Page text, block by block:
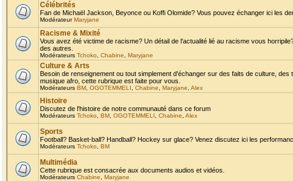
Célébrités
Fan de Michaël Jackson, Beyonce ou Koffi Olomide? Vous pouvez échanger ici les
ModérateurMaryjane
Racisme & Mixité
Vous avez été victime de racisme? Un détail de l'actualité lié au racisme vous
des autres.
Modérateurs Tchoko Chabine Maryjane
Culture & Arts
Besoin de renseignement ou tout simplement d'échanger sur des faits de culture,
musique afro, cette rubrique est faite pour vous.
Modérateurs BM OGOTEMMELI Chabine Maryjane Alex
Histoire
Discutez de l'histoire de notre communauté dans ce forum
Modérateurs Tchoko BM OGOTEMMELI Chabine Alex
Sports
Football? Basket-ball? Handball? Hockey sur glace? Venez discutez ici les
Modérateurs Tchoko BM
Multimédia
Cette rubrique est consacrée aux documents audios et vidéos.
Modérateurs Chabine Maryjane